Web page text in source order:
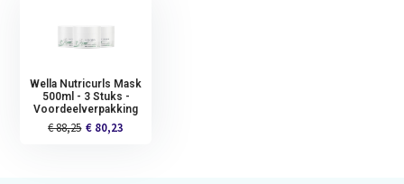
Wella Nutricurls Mask
500ml - 3 Stuks -
Voordeelverpakking
€ 88,25 € 80,23